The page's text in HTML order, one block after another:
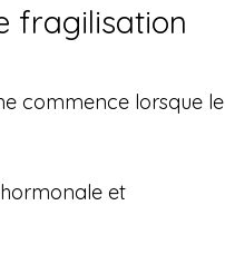
fragilisation
commence lorsque le
et